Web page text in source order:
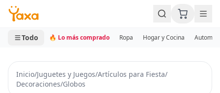
MINI CARRITO
0 productos
Todo 🔥 Lo más comprado Ropa Hogar y Cocina
Inicio/Juguetes y Juegos/Artículos para Fiesta/
Decoraciones/Globos